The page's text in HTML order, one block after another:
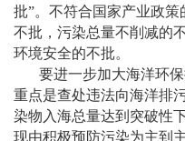
批”。不符合国家产业政
不批，污染总量不削减的
环境安全的不批。
要进一步加大海洋环
重点是查处违法向海洋排
染物入海总量达到突破性
现由积极预防污染为主到